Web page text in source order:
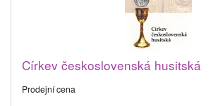
Církev československá husitská
Prodejní cena